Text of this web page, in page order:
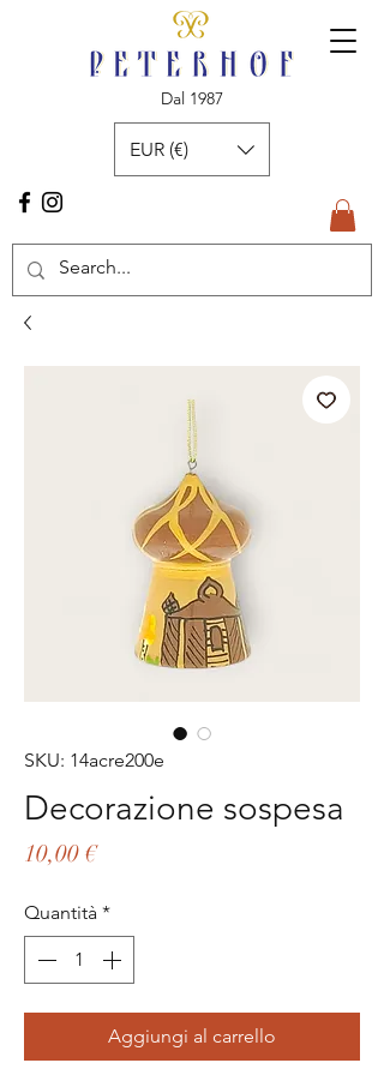
Dal 1987
EUR (€)
SKU: 14acre200e
Decorazione sospesa
10,00 €Prezzo
Quantità *
Aggiungi al carrello